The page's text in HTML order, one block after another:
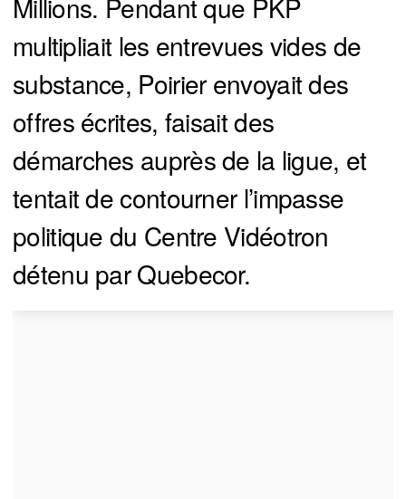
multipliait les entrevues vides de
substance, Poirier envoyait des
offres écrites, faisait des
démarches auprès de la ligue, et
tentait de contourner l’impasse
politique du Centre Vidéotron
détenu par Quebecor.